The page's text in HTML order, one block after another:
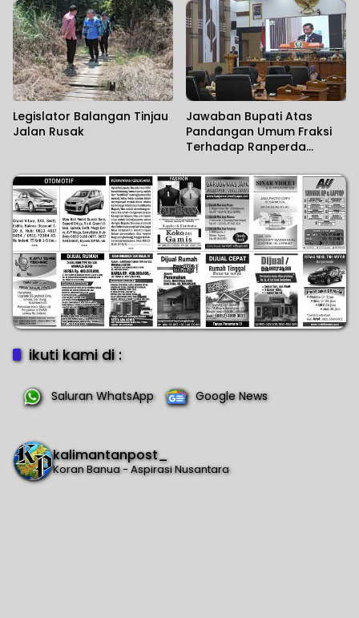
Pendangkalan Sungai
Legislator Balangan Tinjau
Jalan Rusak
Jawaban Bupati Atas
Pandangan Umum Fraksi
Terhadap Ranperda
2026
ikuti kami di :
Saluran WhatsApp Google News
kalimantanpost_
Koran Banua - Aspirasi Nusantara